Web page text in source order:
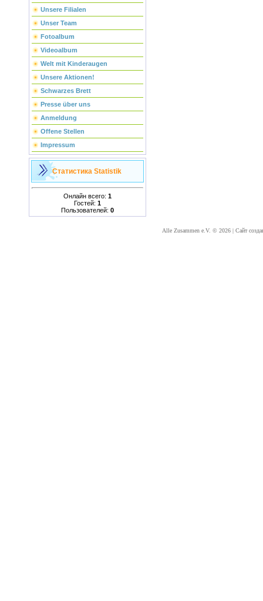
Unsere Filialen
Unser Team
Fotoalbum
Videoalbum
Welt mit Kinderaugen
Unsere Aktionen!
Schwarzes Brett
Presse über uns
Anmeldung
Offene Stellen
Impressum
Статистика Statistik
Онлайн всего: 1
Гостей: 1
Пользователей: 0
Alle Zusammen e.V. © 2026 | Сайт